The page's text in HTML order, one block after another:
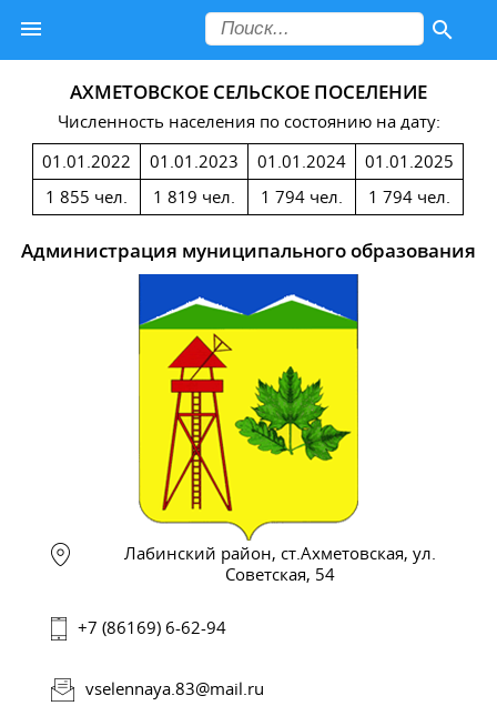
АХМЕТОВСКОЕ СЕЛЬСКОЕ ПОСЕЛЕНИЕ
Численность населения по состоянию на дату:
01.01.2022
1 855 чел.
01.01.2023
1 819 чел.
01.01.2024
1 794 чел.
01.01.2025
1 794 чел.
Администрация муниципального образования
Лабинский район, ст.Ахметовская, ул.
Советская, 54
+7 (86169) 6-62-94
vselennaya.83@mail.ru